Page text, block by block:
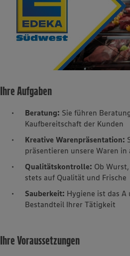
Ihre Aufgaben
Beratung: Sie führen
Kaufbereitschaft der Kunden
Kreative Warenpräsentation:
präsentieren unsere Waren
Qualitätskontrolle: Ob
stets auf Qualität und Frische
Sauberkeit: Hygiene ist das
Bestandteil Ihrer Tätigkeit
Ihre Voraussetzungen